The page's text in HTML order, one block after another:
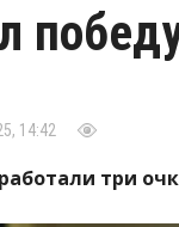
14:42
три